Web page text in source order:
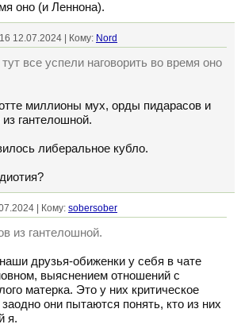
оно (и Леннона).
12.07.2024 | Кому: Nord
все успели наговорить во время оно
миллионы мух, орды пидарасов и
гантелошной.
либеральное кубло.
| Кому: sobersober
из гантелошной.
друзья-обиженки у себя в чате
выяснением отношений с
матерка. Это у них критическое
они пытаются понять, кто из них
я.